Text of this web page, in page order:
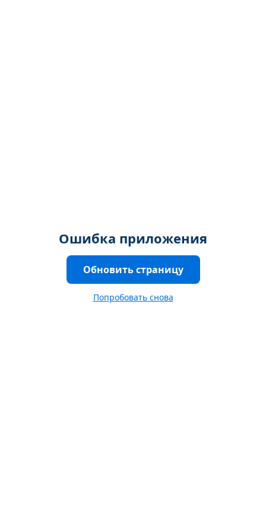
Ошибка приложения
Обновить страницу
Попробовать снова